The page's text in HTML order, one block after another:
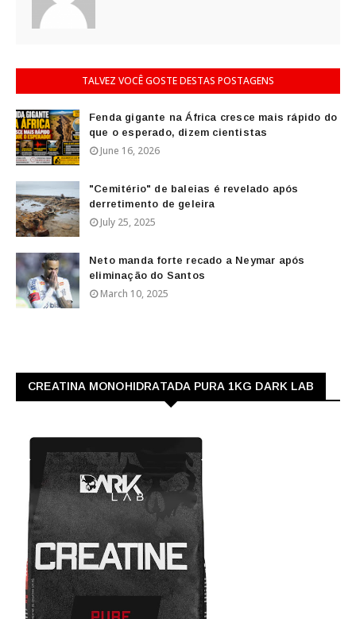
TALVEZ VOCÊ GOSTE DESTAS POSTAGENS
Fenda gigante na África cresce mais rápido do
que o esperado, dizem cientistas
June 16, 2026
"Cemitério" de baleias é revelado após
derretimento de geleira
July 25, 2025
Neto manda forte recado a Neymar após
eliminação do Santos
March 10, 2025
CREATINA MONOHIDRATADA PURA 1KG DARK LAB